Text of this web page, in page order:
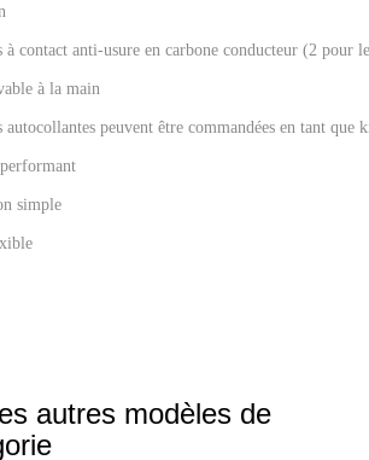
à contact anti-usure en carbone conducteur (2 pour
à la main
autocollantes peuvent être commandées en tant que
simple
autres modèles de